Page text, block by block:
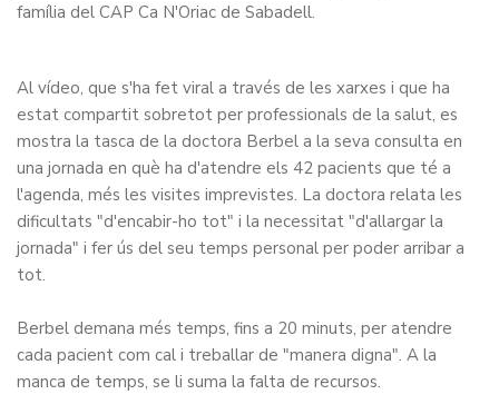
família del CAP Ca N'Oriac de Sabadell.
Al vídeo, que s'ha fet viral a través de les xarxes i que ha
estat compartit sobretot per professionals de la salut, es
mostra la tasca de la doctora Berbel a la seva consulta en
una jornada en què ha d'atendre els 42 pacients que té a
l'agenda, més les visites imprevistes. La doctora relata les
dificultats "d'encabir-ho tot" i la necessitat "d'allargar la
jornada" i fer ús del seu temps personal per poder arribar a
tot.
Berbel demana més temps, fins a 20 minuts, per atendre
cada pacient com cal i treballar de "manera digna". A la
manca de temps, se li suma la falta de recursos.